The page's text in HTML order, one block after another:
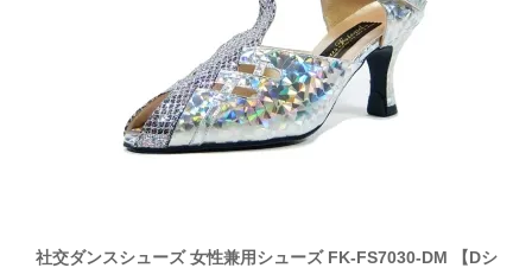
社交ダンスシューズ 女性兼用シューズ FK-FS7030-DM 【Dシ